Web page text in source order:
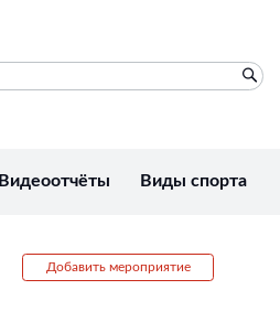
Видеоотчёты Виды спорта
Добавить мероприятие